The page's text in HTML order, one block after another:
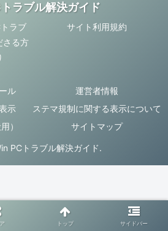
ラブル解決ガイド
ラブ
さる方
サイト利用規約
ル
運営者情報
示
ステマ規制に関する表示について
）
サイトマップ
PCトラブル解決ガイド.
トップ サイドバー